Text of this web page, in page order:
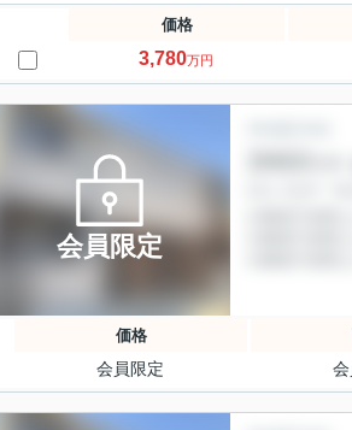
価格
3,780万円
会員限定
価格
会員限定